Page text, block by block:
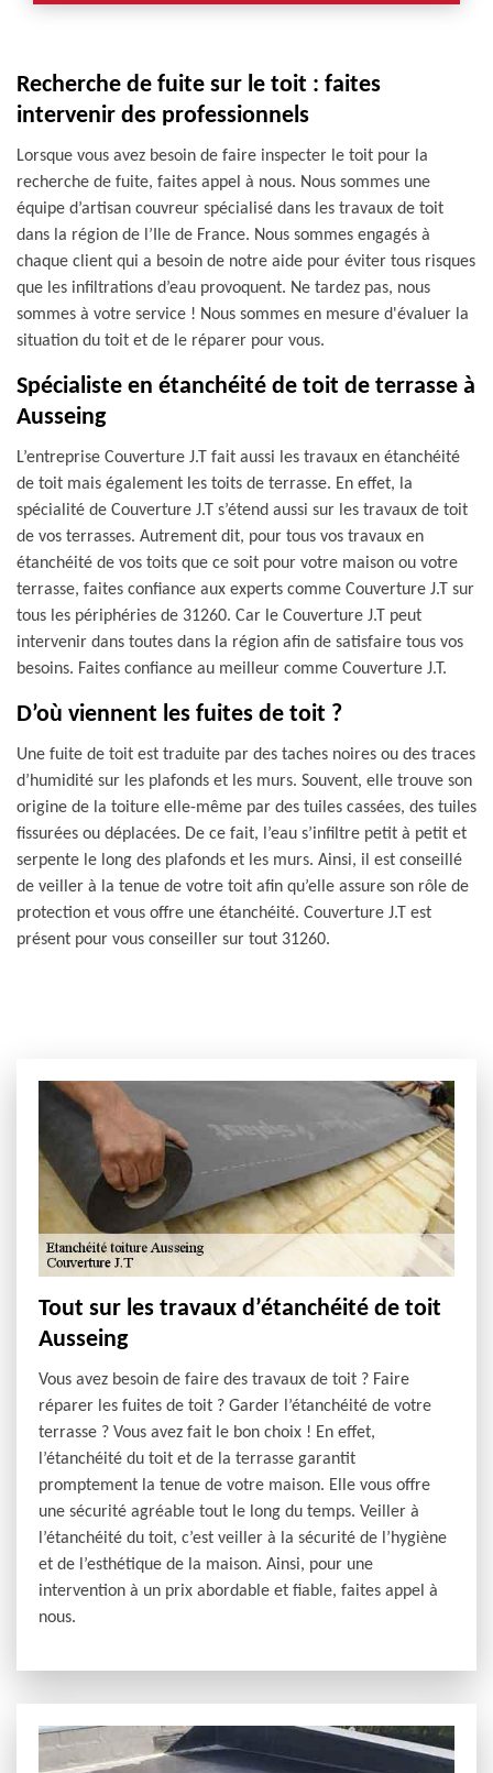
Recherche de fuite sur le toit : faites
intervenir des professionnels
Lorsque vous avez besoin de faire inspecter le toit pour la
recherche de fuite, faites appel à nous. Nous sommes une
équipe d’artisan couvreur spécialisé dans les travaux de toit
dans la région de l’Ile de France. Nous sommes engagés à
chaque client qui a besoin de notre aide pour éviter tous risques
que les infiltrations d’eau provoquent. Ne tardez pas, nous
sommes à votre service ! Nous sommes en mesure d'évaluer la
situation du toit et de le réparer pour vous.
Spécialiste en étanchéité de toit de terrasse à
Ausseing
L’entreprise Couverture J.T fait aussi les travaux en étanchéité
de toit mais également les toits de terrasse. En effet, la
spécialité de Couverture J.T s’étend aussi sur les travaux de toit
de vos terrasses. Autrement dit, pour tous vos travaux en
étanchéité de vos toits que ce soit pour votre maison ou votre
terrasse, faites confiance aux experts comme Couverture J.T sur
tous les périphéries de 31260. Car le Couverture J.T peut
intervenir dans toutes dans la région afin de satisfaire tous vos
besoins. Faites confiance au meilleur comme Couverture J.T.
D’où viennent les fuites de toit ?
Une fuite de toit est traduite par des taches noires ou des traces
d’humidité sur les plafonds et les murs. Souvent, elle trouve son
origine de la toiture elle-même par des tuiles cassées, des tuiles
fissurées ou déplacées. De ce fait, l’eau s’infiltre petit à petit et
serpente le long des plafonds et les murs. Ainsi, il est conseillé
de veiller à la tenue de votre toit afin qu’elle assure son rôle de
protection et vous offre une étanchéité. Couverture J.T est
présent pour vous conseiller sur tout 31260.
Tout sur les travaux d’étanchéité de toit
Ausseing
Vous avez besoin de faire des travaux de toit ? Faire
réparer les fuites de toit ? Garder l’étanchéité de votre
terrasse ? Vous avez fait le bon choix ! En effet,
l’étanchéité du toit et de la terrasse garantit
promptement la tenue de votre maison. Elle vous offre
une sécurité agréable tout le long du temps. Veiller à
l’étanchéité du toit, c’est veiller à la sécurité de l’hygiène
et de l’esthétique de la maison. Ainsi, pour une
intervention à un prix abordable et fiable, faites appel à
nous.